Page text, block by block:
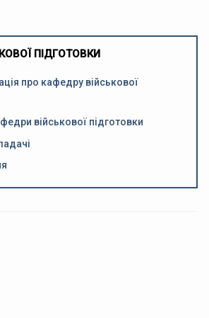
ПІДГОТОВКИ
про кафедру військової
військової підготовки